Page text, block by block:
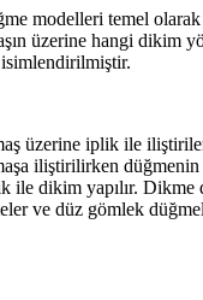
modelleri temel
üzerine hangi dikim
üzerine iplik ile
iliştirilirken düğmenin
ile dikim yapılır. Dikme
ve düz gömlek